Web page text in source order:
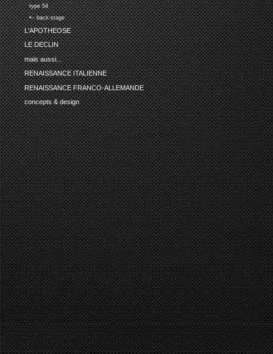
type 54
•-- back-stage
L'APOTHEOSE
LE DECLIN
mais aussi...
RENAISSANCE ITALIENNE
RENAISSANCE FRANCO-ALLEMANDE
concepts & design